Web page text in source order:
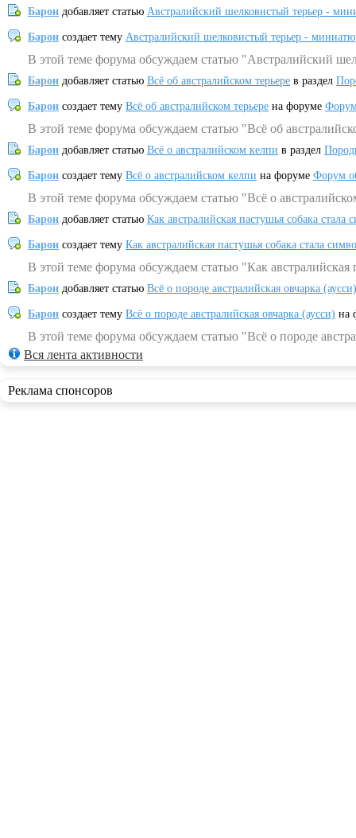
Барон добавляет статью Австралийский шелковистый терьер -
Барон создает тему Австралийский шелковистый терьер -
В этой теме форума обсуждаем статью "Австралийский
Барон добавляет статью Всё об австралийском терьере в раздел
Барон создает тему Всё об австралийском терьере на форуме
В этой теме форума обсуждаем статью "Всё об
Барон добавляет статью Всё о австралийском келпи в раздел
Барон создает тему Всё о австралийском келпи на форуме Форум
В этой теме форума обсуждаем статью "Всё о
Барон добавляет статью Как австралийская пастушья собака
Барон создает тему Как австралийская пастушья собака стала
В этой теме форума обсуждаем статью "Как
Барон добавляет статью Всё о породе австралийская овчарка (аусси)
Барон создает тему Всё о породе австралийская овчарка (аусси) на
В этой теме форума обсуждаем статью "Всё о породе
Вся лента активности
Реклама спонсоров